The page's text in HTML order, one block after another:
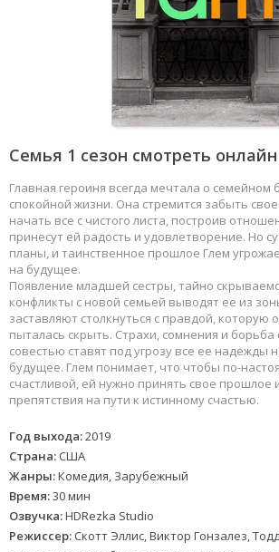
Семья 1 сезон смотреть онлайн
Главная героиня всегда мечтала о семейном
спокойной жизни. Она стремится забыть
начать все с чистого листа, построив
принесут ей радость и удовлетворение. Но
планы, и таинственное прошлое Глем
на будущее.
Появление младшей сестры, тайно
конфликты с новой семьей выводят ее из
заставляют столкнуться с правдой, которую
пыталась скрыть. Страхи, сомнения и борьба
совестью ставят под угрозу все ее надежды
будущее. Глем понимает, что чтобы по-
счастливой, ей нужно принять свое прошлое
препятствия на пути к истинному счастью.
Год выхода:2019
Страна: США
Жанры:Комедия, Зарубежный
Время:30 мин
Озвучка:HDRezka Studio
Режиссер: Скотт Эллис, Виктор Гонзалез,